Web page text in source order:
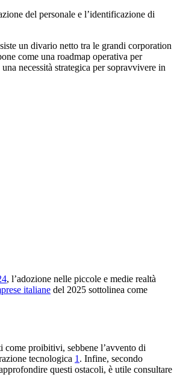
del personale e l’identificazione di
un divario netto tra le grandi corporation
come una roadmap operativa per
necessità strategica per sopravvivere in
, l’adozione nelle piccole e medie realtà
italiane del 2025 sottolinea come
proibitivi, sebbene l’avvento di
tecnologica 1 . Infine, secondo
questi ostacoli, è utile consultare